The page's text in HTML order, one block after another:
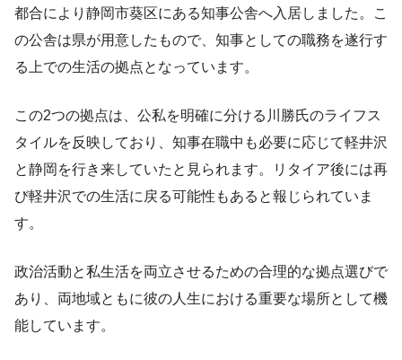
都合により静岡市葵区にある知事公舎へ入居しました。こ
の公舎は県が用意したもので、知事としての職務を遂行す
る上での生活の拠点となっています。
この2つの拠点は、公私を明確に分ける川勝氏のライフス
タイルを反映しており、知事在職中も必要に応じて軽井沢
と静岡を行き来していたと見られます。リタイア後には再
び軽井沢での生活に戻る可能性もあると報じられていま
す。
政治活動と私生活を両立させるための合理的な拠点選びで
あり、両地域ともに彼の人生における重要な場所として機
能しています。